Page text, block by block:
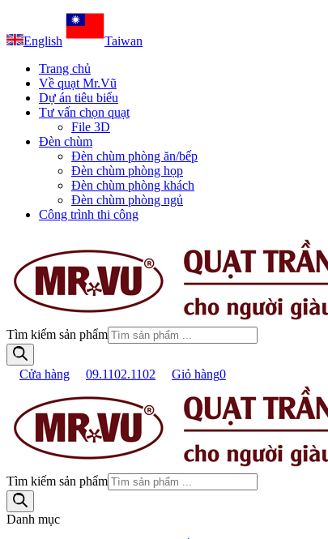
English
Taiwan
Trang chủ
Về quạt Mr.Vũ
Dự án tiêu biểu
Tư vấn chọn quạt
File 3D
Đèn chùm
Đèn chùm phòng ăn/bếp
Đèn chùm phòng họp
Đèn chùm phòng khách
Đèn chùm phòng ngủ
Công trình thi công
Tìm kiếm sản phẩm
Cửa hàng 09.1102.1102 Giỏ hàng0
Tìm kiếm sản phẩm
Danh mục